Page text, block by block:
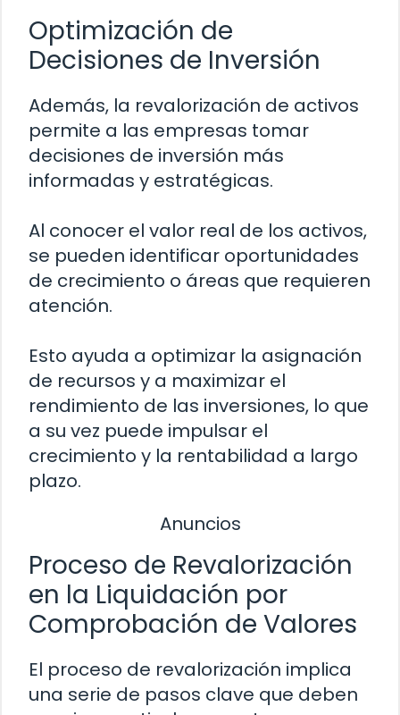
Optimización de
Decisiones de Inversión
Además, la revalorización de activos
permite a las empresas tomar
decisiones de inversión más
informadas y estratégicas.
Al conocer el valor real de los activos,
se pueden identificar oportunidades
de crecimiento o áreas que requieren
atención.
Esto ayuda a optimizar la asignación
de recursos y a maximizar el
rendimiento de las inversiones, lo que
a su vez puede impulsar el
crecimiento y la rentabilidad a largo
plazo.
Anuncios
Proceso de Revalorización
en la Liquidación por
Comprobación de Valores
El proceso de revalorización implica
una serie de pasos clave que deben